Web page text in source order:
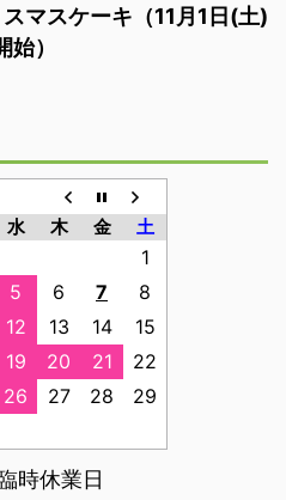
マスケーキ（11月1日(土)
始）
水 木 金 土
1
5 6 7
8
12 13 14
15
19 20 21
22
26 27 28
29
時休業日